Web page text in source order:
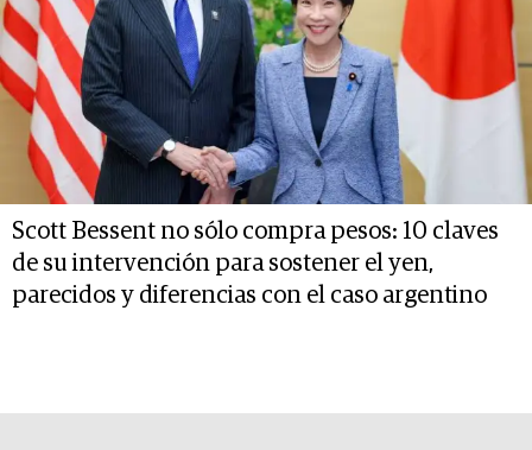
Scott Bessent no sólo compra pesos: 10 claves
de su intervención para sostener el yen,
parecidos y diferencias con el caso argentino